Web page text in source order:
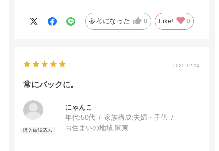
参考になった 0 Like! 0
2025.12.14
常にバックに。
にゃんこ
年代:50代 家族構成:夫婦・子供
お住まいの地域:関東